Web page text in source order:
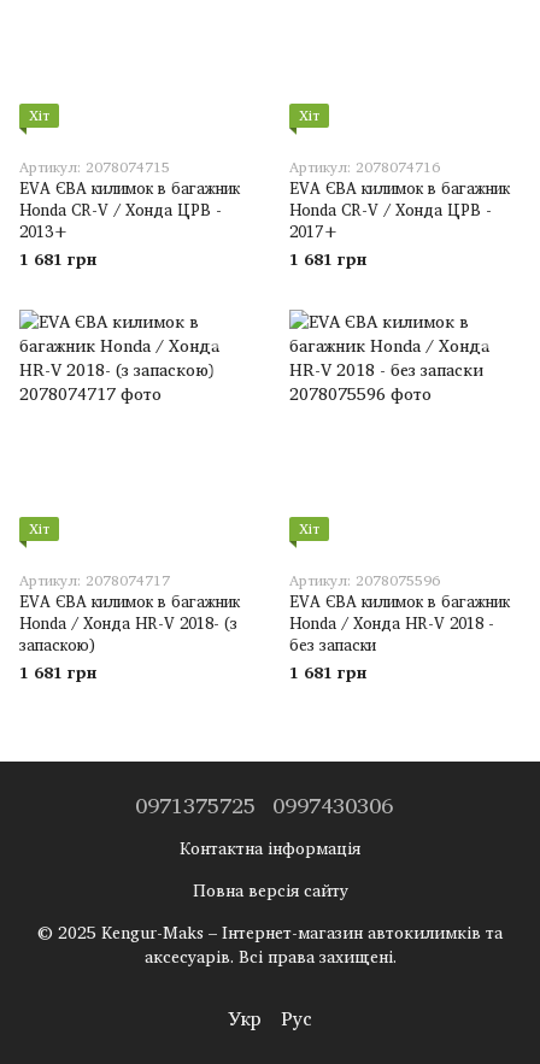
Хіт
Артикул: 2078074715
EVA ЄВА килимок в багажник
Honda CR-V / Хонда ЦРВ -
2013+
1 681 грн
Хіт
Артикул: 2078074716
EVA ЄВА килимок в багажник
Honda CR-V / Хонда ЦРВ -
2017+
1 681 грн
Хіт
Артикул: 2078074717
EVA ЄВА килимок в багажник
Honda / Хонда HR-V 2018- (з
запаскою)
1 681 грн
Хіт
Артикул: 2078075596
EVA ЄВА килимок в багажник
Honda / Хонда HR-V 2018 -
без запаски
1 681 грн
0971375725 0997430306
Контактна інформація
Повна версія сайту
© 2025 Kengur-Maks – Інтернет-магазин автокилимків та
аксесуарів. Всі права захищені.
Укр Рус